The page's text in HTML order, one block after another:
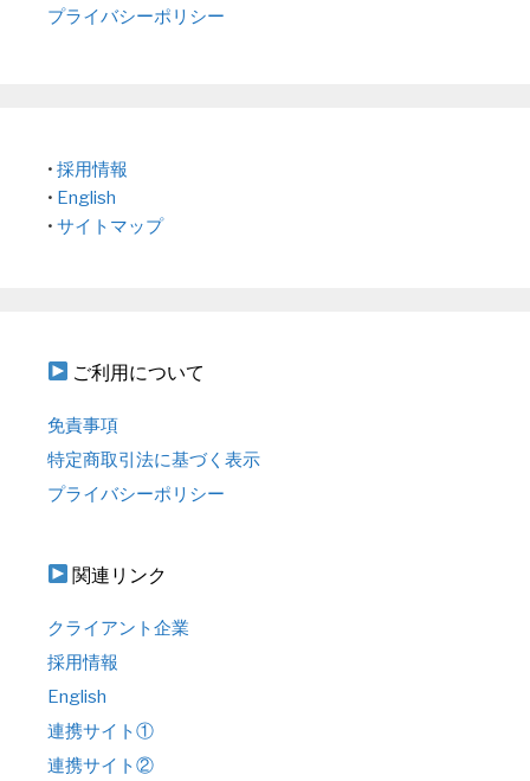
プライバシーポリシー
• 採用情報
• English
• サイトマップ
ご利用について
免責事項
特定商取引法に基づく表示
プライバシーポリシー
関連リンク
クライアント企業
採用情報
English
連携サイト①
連携サイト②